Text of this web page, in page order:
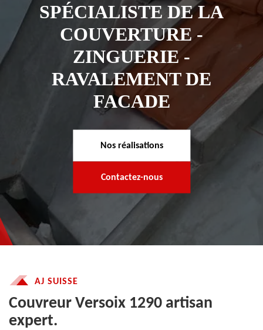
SPÉCIALISTE DE LA
COUVERTURE -
ZINGUERIE -
RAVALEMENT DE
FACADE
Nos réalisations
Contactez-nous
AJ SUISSE
Couvreur Versoix 1290 artisan
expert.